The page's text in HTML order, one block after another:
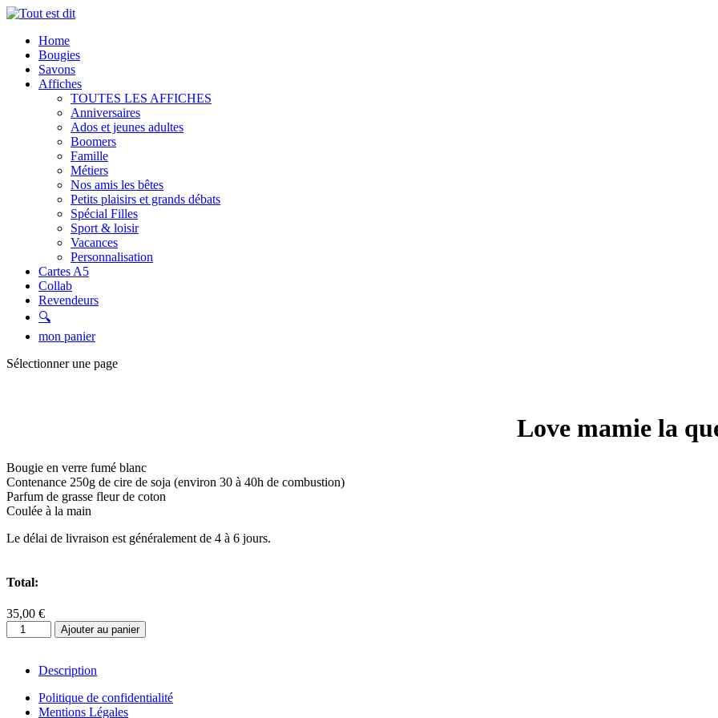
Home
Bougies
Savons
Affiches
TOUTES LES AFFICHES
Anniversaires
Ados et jeunes adultes
Boomers
Famille
Métiers
Nos amis les bêtes
Petits plaisirs et grands débats
Spécial Filles
Sport & loisir
Vacances
Personnalisation
Cartes A5
Collab
Revendeurs
🔍
mon panier
Sélectionner une page
Love mamie la
Bougie en verre fumé blanc
Contenance 250g de cire de soja (environ 30 à 40h de combustion)
Parfum de grasse fleur de coton
Coulée à la main
Le délai de livraison est généralement de 4 à 6 jours.
Total:
35,00 €
quantité
de
mamie
queen
Ajouter au panier
Description
Politique de confidentialité
Mentions Légales